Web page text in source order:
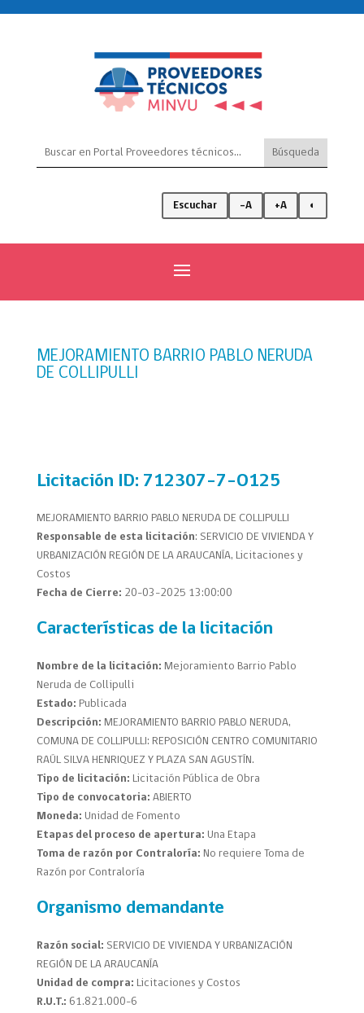
Escuchar -A +A ◐
MEJORAMIENTO BARRIO PABLO NERUDA
DE COLLIPULLI
Licitación ID: 712307-7-O125
MEJORAMIENTO BARRIO PABLO NERUDA DE COLLIPULLI
Responsable de esta licitación: SERVICIO DE VIVIENDA Y
URBANIZACIÓN REGIÓN DE LA ARAUCANÍA, Licitaciones y
Costos
Fecha de Cierre: 20-03-2025 13:00:00
Características de la licitación
Nombre de la licitación: Mejoramiento Barrio Pablo
Neruda de Collipulli
Estado: Publicada
Descripción: MEJORAMIENTO BARRIO PABLO NERUDA,
COMUNA DE COLLIPULLI: REPOSICIÓN CENTRO COMUNITARIO
RAÚL SILVA HENRIQUEZ Y PLAZA SAN AGUSTÍN.
Tipo de licitación: Licitación Pública de Obra
Tipo de convocatoria: ABIERTO
Moneda: Unidad de Fomento
Etapas del proceso de apertura: Una Etapa
Toma de razón por Contraloría: No requiere Toma de
Razón por Contraloría
Organismo demandante
Razón social: SERVICIO DE VIVIENDA Y URBANIZACIÓN
REGIÓN DE LA ARAUCANÍA
Unidad de compra: Licitaciones y Costos
R.U.T.: 61.821.000-6